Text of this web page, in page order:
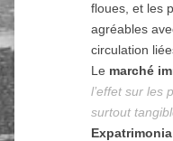
floues, et les
agréables
circulation
Le marché
l’effet sur les
surtout
Expatrimonia